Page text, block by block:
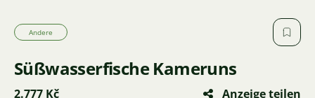
Andere
Süßwasserfische Kameruns
2.777 Kč
Anzeige teilen